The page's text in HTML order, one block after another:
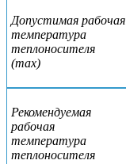
Допустимая рабочая
температура
теплоносителя
(max)
Рекомендуемая
рабочая
температура
теплоносителя